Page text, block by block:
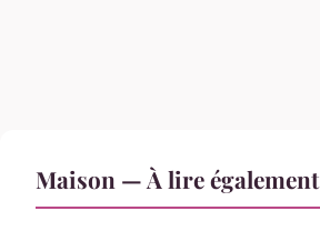
Maison — À lire également